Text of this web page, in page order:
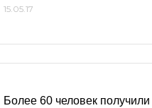
15.05.17
Более 60 человек